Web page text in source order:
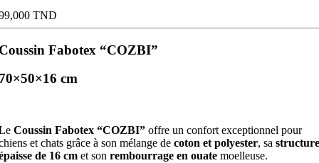
TND
Fabotex “COZBI”
cm
Coussin Fabotex “COZBI” offre un confort exceptionnel pour
et chats grâce à son mélange de coton et polyester, sa structure
de 16 cm et son rembourrage en ouate moelleuse.